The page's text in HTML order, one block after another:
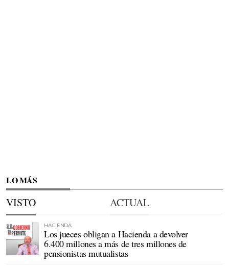
LO MÁS
VISTO ACTUAL
HACIENDA
Los jueces obligan a Hacienda a devolver
6.400 millones a más de tres millones de
pensionistas mutualistas